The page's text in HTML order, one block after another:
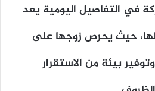
في التفاصيل اليومية يعد
لها، حيث يحرص زوجها على
بيئة من الاستقرار